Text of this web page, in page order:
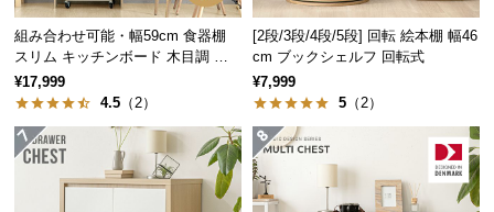
設
置
サ
ー
ビ
ス
重厚感のある板の厚み
しっかりとした厚みのある板で構成されたラック
は、置くだけで重厚感のある雰囲気を演出すること
ができます。
組み合わせ可能・幅59cm 食器棚
スリム キッチンボード 木目調 レ
イアウト自在
¥17,999
4.5 （2）
[2段/3段/4段/5段] 回転 絵本棚 幅46
cm ブックシェルフ 回転式
¥7,999
5 （2）